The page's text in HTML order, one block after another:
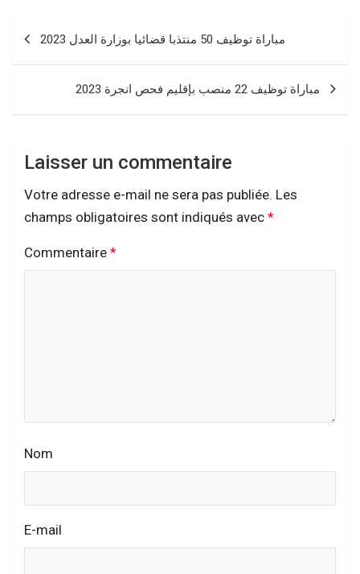
مباراة توظيف 50 منتذبا قضائيا بوزارة العدل 2023
مباراة توظيف 22 منصب بإقليم فحص انجرة 2023
Laisser un commentaire
Votre adresse e-mail ne sera pas publiée. Les
champs obligatoires sont indiqués avec *
Commentaire *
Nom
E-mail